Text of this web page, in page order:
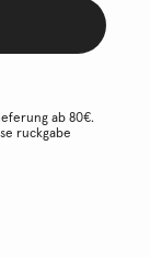
ab 80€.
ruckgabe